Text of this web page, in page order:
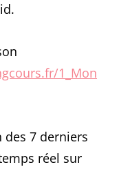
1_Mon
des 7 derniers
réel sur